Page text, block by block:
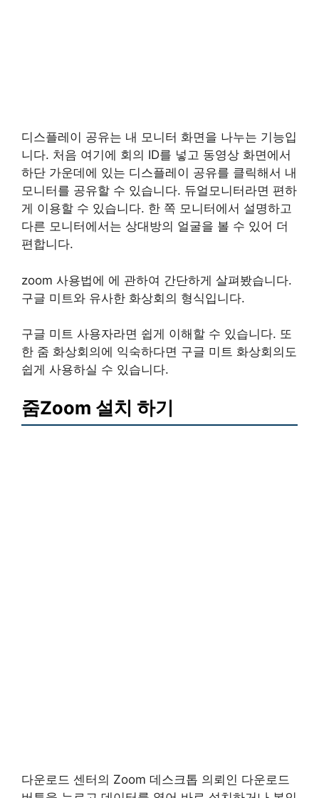
디스플레이 공유는 내 모니터 화면을 나누는 기능입
니다. 처음 여기에 회의 ID를 넣고 동영상 화면에서
하단 가운데에 있는 디스플레이 공유를 클릭해서 내
모니터를 공유할 수 있습니다. 듀얼모니터라면 편하
게 이용할 수 있습니다. 한 쪽 모니터에서 설명하고
다른 모니터에서는 상대방의 얼굴을 볼 수 있어 더
편합니다.
zoom 사용법에 에 관하여 간단하게 살펴봤습니다.
구글 미트와 유사한 화상회의 형식입니다.
구글 미트 사용자라면 쉽게 이해할 수 있습니다. 또
한 줌 화상회의에 익숙하다면 구글 미트 화상회의도
쉽게 사용하실 수 있습니다.
줌Zoom 설치 하기
다운로드 센터의 Zoom 데스크톱 의뢰인 다운로드